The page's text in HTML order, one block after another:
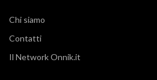
Chi siamo
Contatti
Il Network Onnik.it